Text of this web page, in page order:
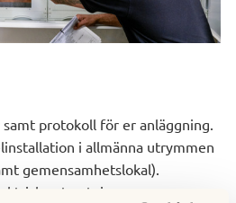
protokoll för er anläggning.
i allmänna utrymmen
gemensamhetslokal).
utrustningar.